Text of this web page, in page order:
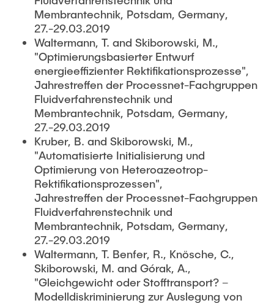
Membrantechnik, Potsdam, Germany,
27.-29.03.2019
Waltermann, T. and Skiborowski, M.,
"Optimierungsbasierter Entwurf
energieeffizienter Rektifikationsprozesse",
Jahrestreffen der Processnet-Fachgruppen
Fluidverfahrenstechnik und
Membrantechnik, Potsdam, Germany,
27.-29.03.2019
Kruber, B. and Skiborowski, M.,
"Automatisierte Initialisierung und
Optimierung von Heteroazeotrop-
Rektifikationsprozessen",
Jahrestreffen der Processnet-Fachgruppen
Fluidverfahrenstechnik und
Membrantechnik, Potsdam, Germany,
27.-29.03.2019
Waltermann, T. Benfer, R., Knösche, C.,
Skiborowski, M. and Górak, A.,
"Gleichgewicht oder Stofftransport? –
Modelldiskriminierung zur Auslegung von